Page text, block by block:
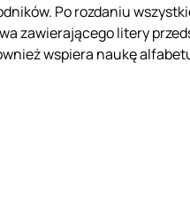
Po rozdaniu
zawierającego litery
wspiera naukę